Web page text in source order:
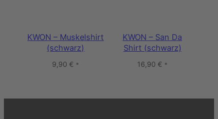
KWON – Muskelshirt
(schwarz)
9,90 € *
KWON – San Da
Shirt (schwarz)
16,90 € *